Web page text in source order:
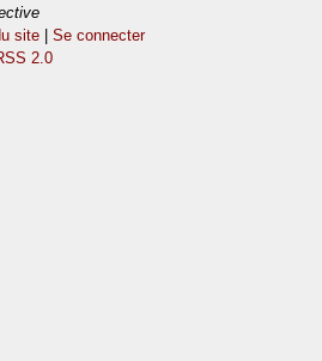
site |Se connecter
2.0